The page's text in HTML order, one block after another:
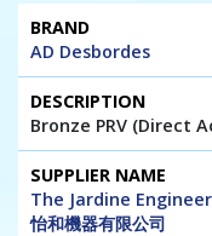
Brand
AD Desbordes
Bronze PRV (Direct
The Jardine
怡和機器有限公司